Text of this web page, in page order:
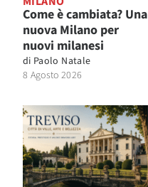
Come è cambiata? Una
nuova Milano per
nuovi milanesi
di Paolo Natale
8 Agosto 2026